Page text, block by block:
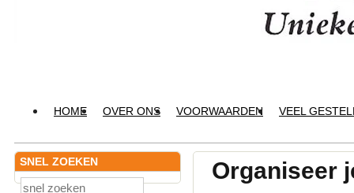
HOME OVER ONS VOORWAARDEN VEEL
SNEL ZOEKEN Organiseer